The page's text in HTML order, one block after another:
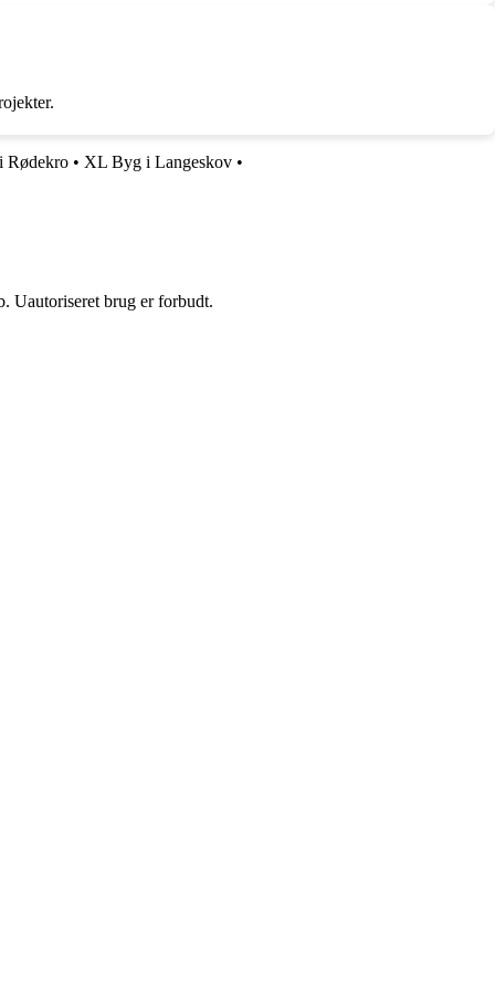
Rødekro • XL Byg i Langeskov •
Uautoriseret brug er forbudt.